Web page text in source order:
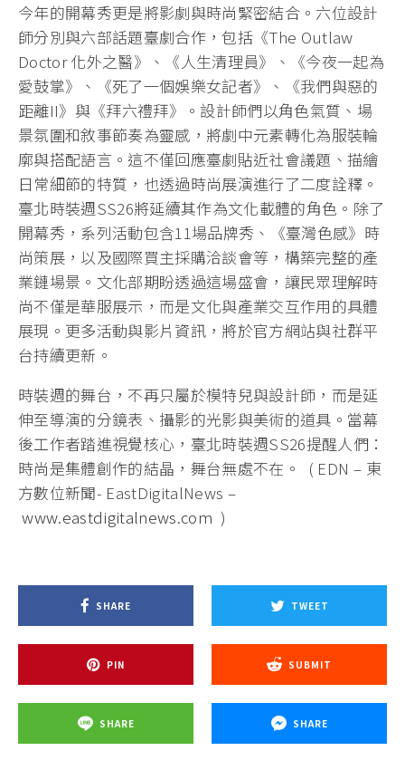
今年的開幕秀更是將影劇與時尚緊密結合。六位設計
師分別與六部話題臺劇合作，包括《The Outlaw
Doctor 化外之醫》、《人生清理員》、《今夜一起為
愛鼓掌》、《死了一個娛樂女記者》、《我們與惡的
距離II》與《拜六禮拜》。設計師們以角色氣質、場
景氛圍和敘事節奏為靈感，將劇中元素轉化為服裝輪
廓與搭配語言。這不僅回應臺劇貼近社會議題、描繪
日常細節的特質，也透過時尚展演進行了二度詮釋。
臺北時裝週SS26將延續其作為文化載體的角色。除了
開幕秀，系列活動包含11場品牌秀、《臺灣色感》時
尚策展，以及國際買主採購洽談會等，構築完整的產
業鏈場景。文化部期盼透過這場盛會，讓民眾理解時
尚不僅是華服展示，而是文化與產業交互作用的具體
展現。更多活動與影片資訊，將於官方網站與社群平
台持續更新。
時裝週的舞台，不再只屬於模特兒與設計師，而是延
伸至導演的分鏡表、攝影的光影與美術的道具。當幕
後工作者踏進視覺核心，臺北時裝週SS26提醒人們：
時尚是集體創作的結晶，舞台無處不在。 ( EDN – 東
方數位新聞- EastDigitalNews –
www.eastdigitalnews.com )
SHARE TWEET
PIN SUBMIT
SHARE SHARE